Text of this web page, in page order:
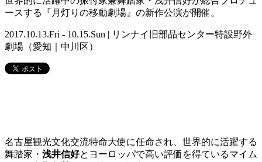
ースする『月灯りの移動劇場』の新作公演が開催。
2017.10.13.Fri - 10.15.Sun | リンナイ旧部品センター特設野外
劇場（愛知｜中川区）
名古屋観光文化交流特命大使に任命され、世界的に活躍する
舞踏家・ 浅井信好とヨーロッパで高い評価を得ているマイム